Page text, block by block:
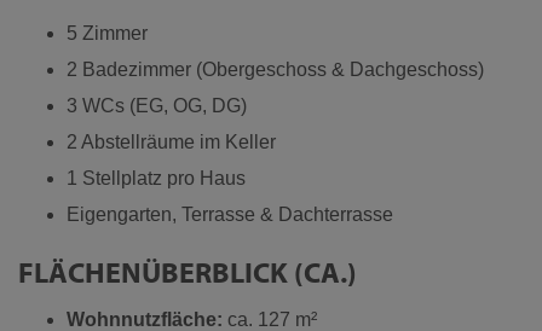
5 Zimmer
2 Badezimmer (Obergeschoss & Dachgeschoss)
3 WCs (EG, OG, DG)
2 Abstellräume im Keller
1 Stellplatz pro Haus
Eigengarten, Terrasse & Dachterrasse
FLÄCHENÜBERBLICK (CA.)
Wohnnutzfläche: ca. 127 m²